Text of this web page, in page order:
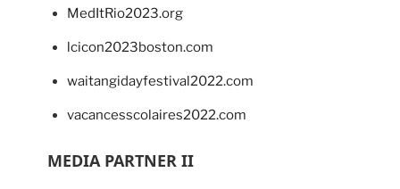
MedItRio2023.org
lcicon2023boston.com
waitangidayfestival2022.com
vacancesscolaires2022.com
MEDIA PARTNER II